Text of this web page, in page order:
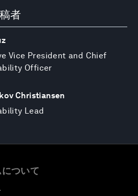
者
Vice President and Chief
Officer
Christiansen
Lead
ついて